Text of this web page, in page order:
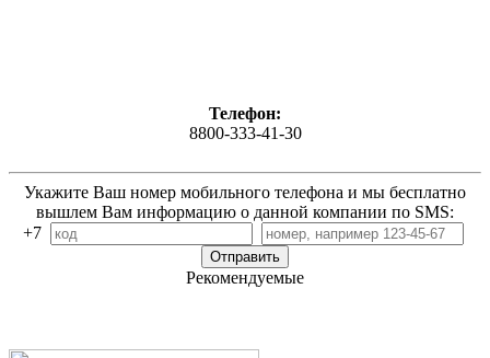
Телефон:
8800-333-41-30
Укажите Ваш номер мобильного телефона и мы бесплатно
вышлем Вам информацию о данной компании по SMS:
+7
Рекомендуемые